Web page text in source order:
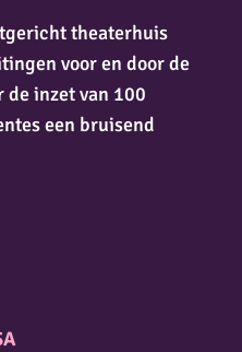
theaterhuis
voor en door de
inzet van 100
een bruisend